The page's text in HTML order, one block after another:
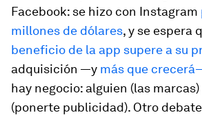
Facebook: se hizo con Instagram
millones de dólares, y se espera
beneficio de la app supere a su
adquisición —y más que
hay negocio: alguien (las
(ponerte publicidad). Otro